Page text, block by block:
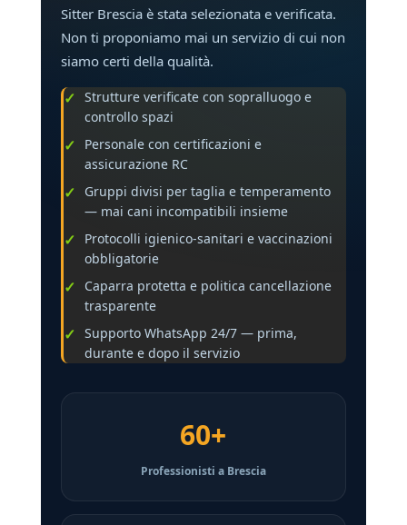
Sitter Brescia è stata selezionata e verificata.
Non ti proponiamo mai un servizio di cui non
siamo certi della qualità.
Strutture verificate con sopralluogo e
controllo spazi
Personale con certificazioni e
assicurazione RC
Gruppi divisi per taglia e temperamento
— mai cani incompatibili insieme
Protocolli igienico-sanitari e vaccinazioni
obbligatorie
Caparra protetta e politica cancellazione
trasparente
Supporto WhatsApp 24/7 — prima,
durante e dopo il servizio
60+
Professionisti a Brescia